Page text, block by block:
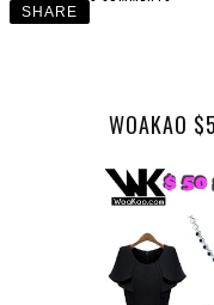
SHARE
WOAKAO